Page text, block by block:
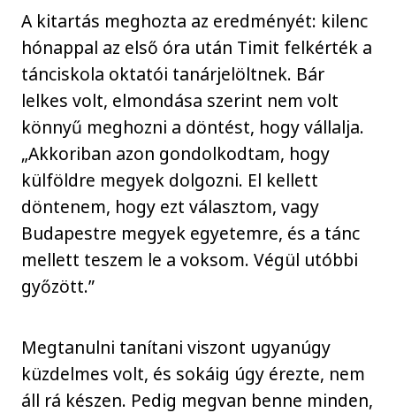
A kitartás meghozta az eredményét: kilenc
hónappal az első óra után Timit felkérték a
tánciskola oktatói tanárjelöltnek. Bár
lelkes volt, elmondása szerint nem volt
könnyű meghozni a döntést, hogy vállalja.
„Akkoriban azon gondolkodtam, hogy
külföldre megyek dolgozni. El kellett
döntenem, hogy ezt választom, vagy
Budapestre megyek egyetemre, és a tánc
mellett teszem le a voksom. Végül utóbbi
győzött.”
Megtanulni tanítani viszont ugyanúgy
küzdelmes volt, és sokáig úgy érezte, nem
áll rá készen. Pedig megvan benne minden,